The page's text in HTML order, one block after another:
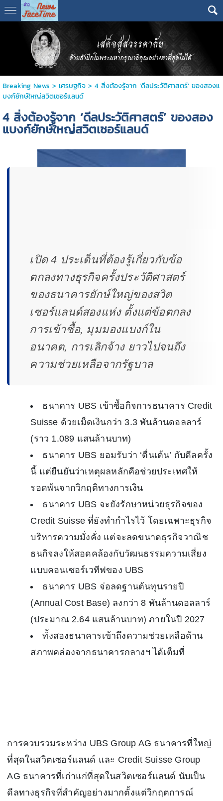
Breaking News > เศรษฐกิจ> 4 สิ่งต้องรู้จาก ‘ดีลประวัติศาสตร์’ ของสองแ
บงก์ยักษ์ใหญ่สวิตเซอร์แลนด์
4 สิ่งต้องรู้จาก ‘ดีลประวัติศาสตร์’ ของสอง
แบงก์ยักษ์ใหญ่สวิตเซอร์แลนด์
เปิด 4 ประเด็นที่ต้องรู้เกี่ยวกับข้อ
ตกลงทางธุรกิจครั้งประวัติศาสตร์
ของธนาคารยักษ์ใหญ่ของสวิต
เซอร์แลนด์สองแห่ง ตั้งแต่ข้อตกลง
การเข้าซื้อ, มุมมองแบงก์ใน
อนาคต, การเลิกจ้าง ยาวไปจนถึง
ความช่วยเหลือจากรัฐบาล
ธนาคาร UBS เข้าซื้อกิจการธนาคาร Credit
Suisse ด้วยเม็ดเงินกว่า 3.3 พันล้านดอลลาร์
(ราว 1.089 แสนล้านบาท)
ธนาคาร UBS ยอมรับว่า ‘ตื่นเต้น’ กับดีลครั้ง
นี้ แต่ยืนยันว่าเหตุผลหลักคือช่วยประเทศให้
รอดพ้นจากวิกฤติทางการเงิน
ธนาคาร UBS จะยังรักษาหน่วยธุรกิจของ
Credit Suisse ที่ยังทํากําไรไว้ โดยเฉพาะธุรกิจ
บริหารความมั่งคั่ง แต่จะลดขนาดธุรกิจวาณิช
ธนกิจลงให้สอดคล้องกับวัฒนธรรมความเสี่ยง
แบบคอนเซอร์เวทีฟของ UBS
ธนาคาร UBS จ่อลดฐานต้นทุนรายปี
(Annual Cost Base) ลงกว่า 8 พันล้านดอลลาร์
(ประมาณ 2.64 แสนล้านบาท) ภายในปี 2027
ทั้งสองธนาคารเข้าถึงความช่วยเหลือด้าน
สภาพคล่องจากธนาคารกลางฯ ได้เต็มที่
การควบรวมระหว่าง UBS Group AG ธนาคารที่ใหญ่
ที่สุดในสวิตเซอร์แลนด์ และ Credit Suisse Group
AG ธนาคารที่เก่าแก่ที่สุดในสวิตเซอร์แลนด์ นับเป็น
ดีลทางธุรกิจที่สำคัญอย่างมากตั้งแต่วิกฤตการณ์